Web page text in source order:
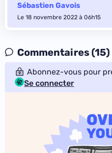
Sébastien Gavois
Le 18 novembre 2022 à 06h15
Commentaires (15)
Abonnez-vous pour
Se connecter